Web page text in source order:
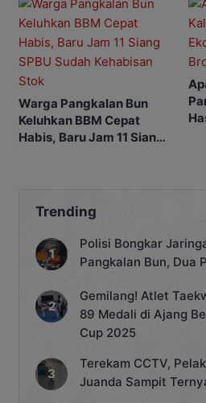
Warga Pangkalan Bun
Keluhkan BBM Cepat
Habis, Baru Jam 11 Siang
Trending
Polisi Bongkar
Pangkalan Bun, Dua
Gemilang! Atlet
89 Medali di Ajang
Cup 2025
Terekam CCTV,
Juanda Sampit